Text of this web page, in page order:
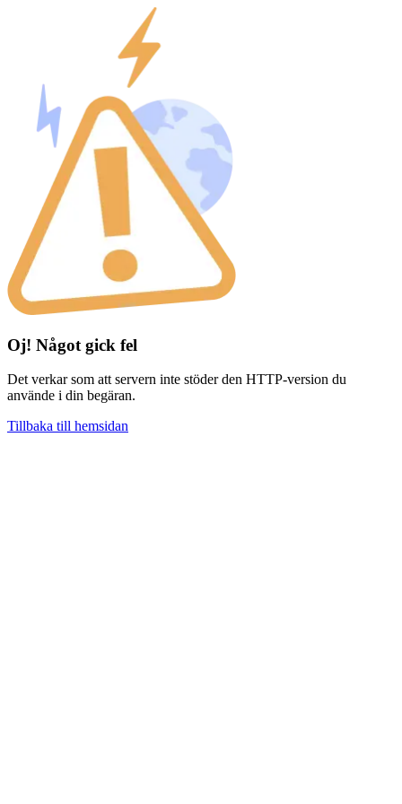
Oj! Något gick fel
Det verkar som att servern inte stöder den HTTP-version du
använde i din begäran.
Tillbaka till hemsidan